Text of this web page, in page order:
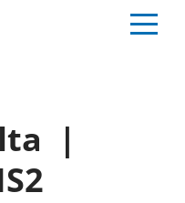
|